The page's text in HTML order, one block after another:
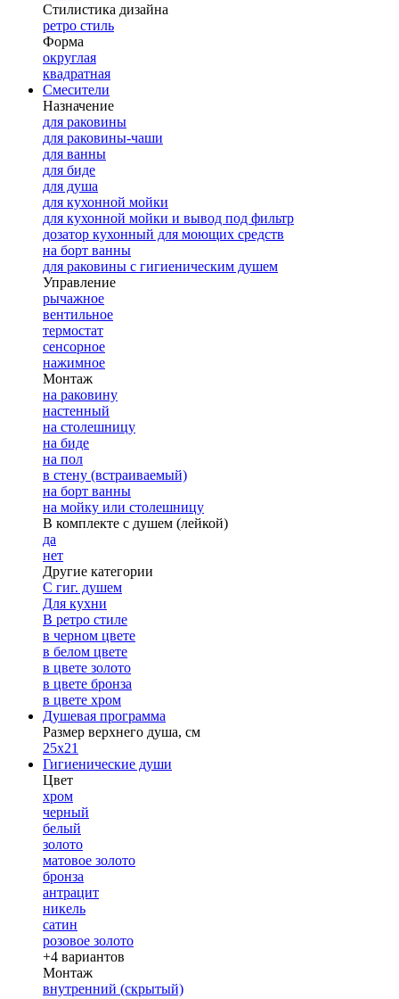
Стилистика дизайна
ретро стиль
Форма
округлая
квадратная
Смесители
Назначение
для раковины
для раковины-чаши
для ванны
для биде
для душа
для кухонной мойки
для кухонной мойки и вывод под фильтр
дозатор кухонный для моющих средств
на борт ванны
для раковины с гигиеническим душем
Управление
рычажное
вентильное
термостат
сенсорное
нажимное
Монтаж
на раковину
настенный
на столешницу
на биде
на пол
в стену (встраиваемый)
на борт ванны
на мойку или столешницу
В комплекте с душем (лейкой)
да
нет
Другие категории
С гиг. душем
Для кухни
В ретро стиле
в черном цвете
в белом цвете
в цвете золото
в цвете бронза
в цвете хром
Душевая программа
Размер верхнего душа, см
25х21
Гигиенические души
Цвет
хром
черный
белый
золото
матовое золото
бронза
антрацит
никель
сатин
розовое золото
+4 вариантов
Монтаж
внутренний (скрытый)